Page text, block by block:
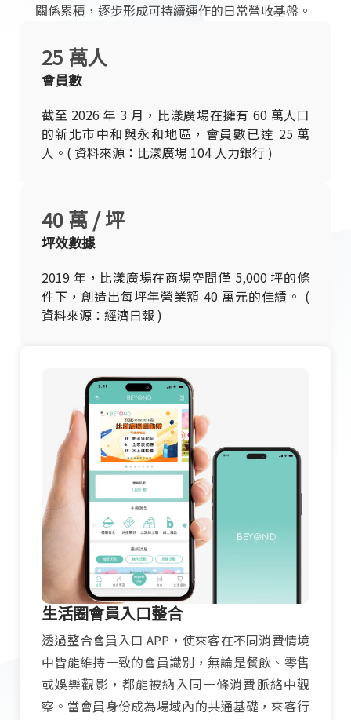
關係累積，逐步形成可持續運作的日常營收基盤。
會員數
截至 2026 年 3 月，比漾廣場在擁有 60 萬人口
的新北市中和與永和地區，會員數已達 25 萬
人。( 資料來源：比漾廣場 104 人力銀行 )
25 萬人
坪效數據
2019 年，比漾廣場在商場空間僅 5,000 坪的條
件下，創造出每坪年營業額 40 萬元的佳績。 (
資料來源：經濟日報 )
40 萬 / 坪
生活圈會員入口整合
透過整合會員入口 APP，使來客在不同消費情境
中皆能維持一致的會員識別，無論是餐飲、零售
或娛樂觀影，都能被納入同一條消費脈絡中觀
察。當會員身份成為場域內的共通基礎，來客行